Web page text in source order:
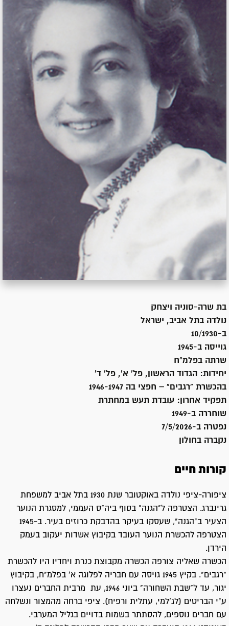
בת שרה-סוניה ויצחק
נולדה בתל אביב, ישראל
ב-10/1930
גוייסה ב-1945
שרתה בפלמ"ח
יחידות: הגדוד הראשון, פל' א', פל' ד'
בהכשרת "רגבים" – חפצי בה 1946-1947
תפקיד אחרון: עובדת תעש במחתרת
שוחררה ב-1949
נפטרה ב-7/5/2026
נקברה בחולון
קורות חיים
ציפורה-ציפי נולדה באוקטובר שנת 1930 בתל אביב למשפחת
גרינברג. הצטרפה ל"הגנה" בסוף ביה"ס העממי, למסגרת הנוער
הצעיר ב"הגנה", שעסקו בעיקר בהדבקת כרוזים בעיר. ב-1945
הצטרפה להכשרת הנוער העובד בקיבוץ אשדות יעקוב בעמק
הירדן.
הכשרה שאליה צורפה הכשרה מקבוצת כנרת ויחדיו היו להכשרת
"רגבים". בקיץ 1945 גויסה עם חבריה לפלוגה א' בפלמ"ח, בקיבוץ
יגור, עד ל"שבת השחורה" ביוני 1946, עת מרבית החברים נעצרו
ע"י הבריטים (לג'למי, עתלית ורפיח). ציפי ברחה מהמצור ונשלחה
עם חברים נוספים, להסתתר בשמות בדויים בגליל המערבי.